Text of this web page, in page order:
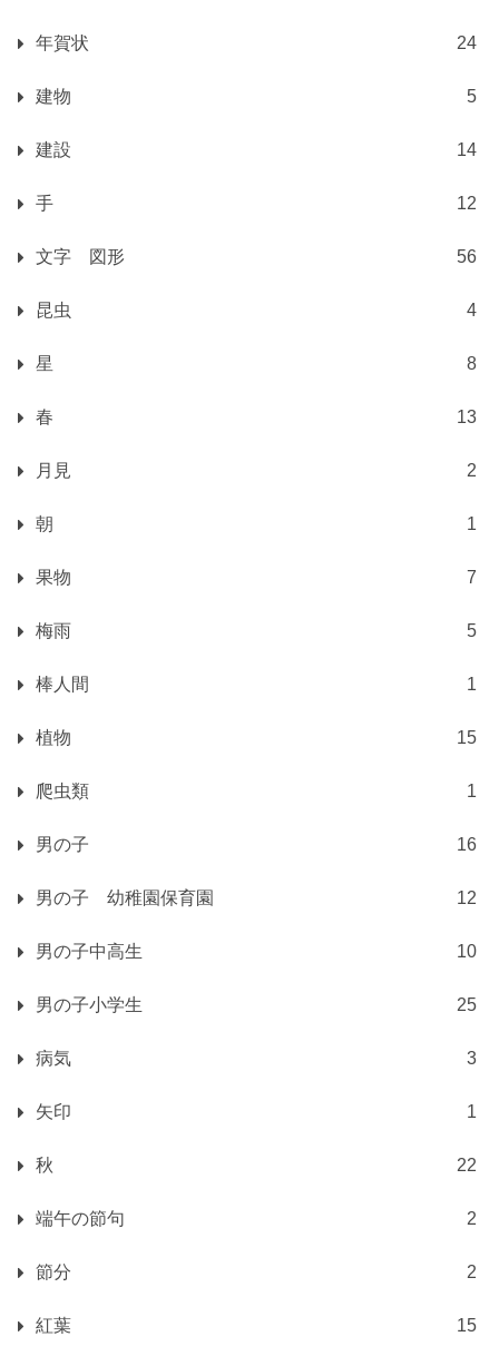
年賀状 24
建物 5
建設 14
手 12
文字 図形 56
昆虫 4
星 8
春 13
月見 2
朝 1
果物 7
梅雨 5
棒人間 1
植物 15
爬虫類 1
男の子 16
男の子 幼稚園保育園 12
男の子中高生 10
男の子小学生 25
病気 3
矢印 1
秋 22
端午の節句 2
節分 2
紅葉 15